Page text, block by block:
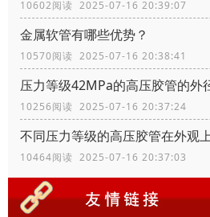
10602阅读 2025-07-16 20:39:07
金属软管有哪些优势？
10570阅读 2025-07-16 20:38:41
压力等级42MPa的高压胶管的外
10256阅读 2025-07-16 20:37:24
不同压力等级的高压胶管在外观
10464阅读 2025-07-16 20:37:03